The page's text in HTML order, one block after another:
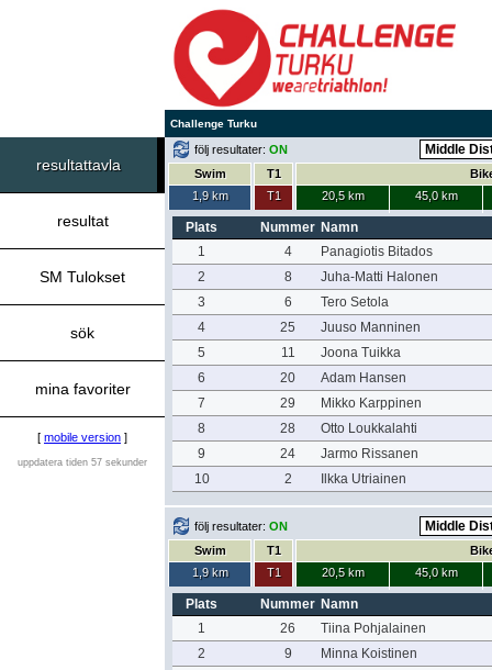
Challenge Turku
resultattavla
resultat
SM Tulokset
sök
mina favoriter
[ mobile version ]
uppdatera tiden 57 sekunder
följ resultater: ON
Swim
1,9 km
T1
T1
20,5 km
45,0 km
Plats Nummer Namn
1
4
Panagiotis Bitados
2
8
Juha-Matti Halonen
3
6
Tero Setola
4
25
Juuso Manninen
5
11
Joona Tuikka
6
20
Adam Hansen
7
29
Mikko Karppinen
8
28
Otto Loukkalahti
9
24
Jarmo Rissanen
10
2 Ilkka Utriainen
följ resultater: ON
Swim
1,9 km
T1
T1
20,5 km
45,0 km
Plats Nummer Namn
1
26
Tiina Pohjalainen
2
9
Minna Koistinen